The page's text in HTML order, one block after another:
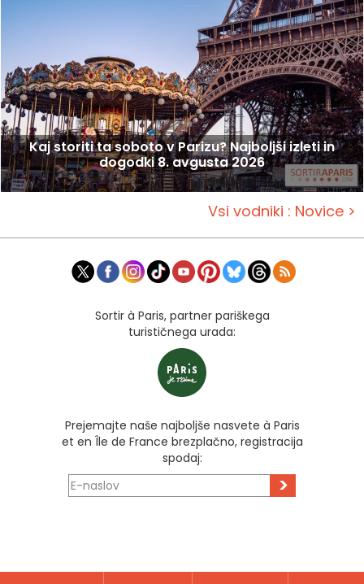
Kaj storiti ta soboto v Parizu? Najboljši izleti in
dogodki 8. avgusta 2026
Vsi vodniki : Novice >
Sortir à Paris, partner pariškega
turističnega urada:
Prejemajte naše najboljše nasvete à Paris
et en Île de France brezplačno, registracija
spodaj:
>